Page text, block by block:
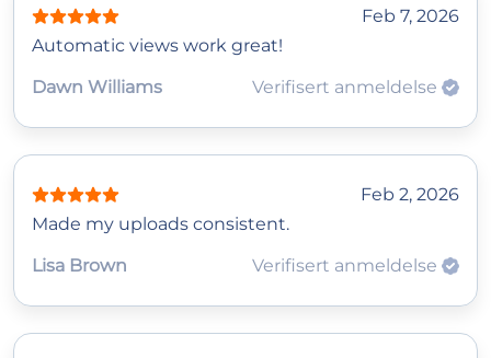
Feb 7, 2026
Automatic views work great!
Dawn Williams
Verifisert anmeldelse
Feb 2, 2026
Made my uploads consistent.
Lisa Brown
Verifisert anmeldelse